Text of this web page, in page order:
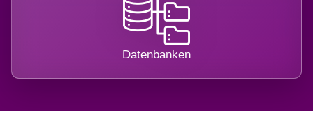
Datenbanken